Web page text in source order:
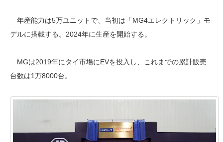
年産能力は5万ユニットで、当初は「MG4エレクトリック」モ
デルに搭載する。2024年に生産を開始する。
MGは2019年にタイ市場にEVを投入し、これまでの累計販売
台数は1万8000台。